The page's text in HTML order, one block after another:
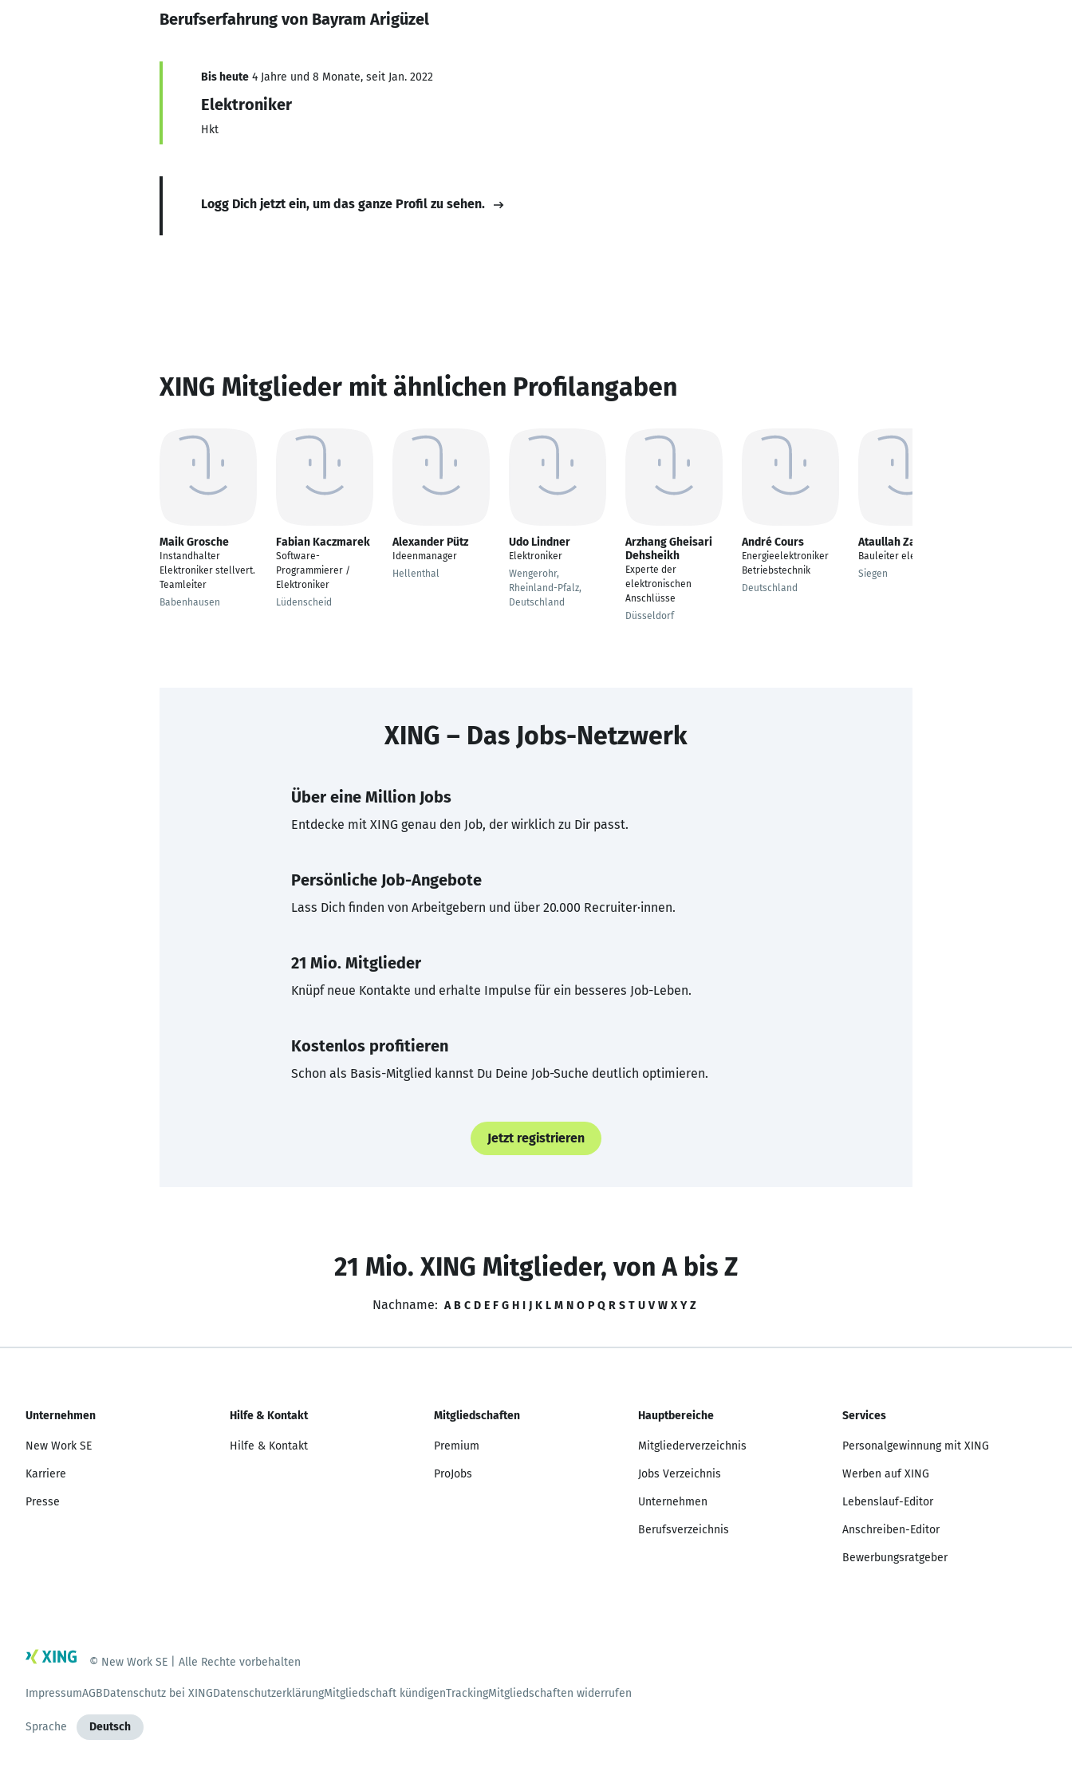
Berufserfahrung von Bayram Arigüzel
Bis heute 4 Jahre und 8 Monate, seit Jan. 2022
Elektroniker
Hkt
Logg Dich jetzt ein, um das ganze Profil zu sehen.
XING Mitglieder mit ähnlichen Profilangaben
Maik Grosche
Instandhalter
Elektroniker stellvert.
Teamleiter
Babenhausen
Fabian Kaczmarek
Software-
Programmierer /
Elektroniker
Lüdenscheid
Alexander Pütz
Ideenmanager
Hellenthal
Udo Lindner
Elektroniker
Wengerohr,
Rheinland-Pfalz,
Deutschland
Arzhang Gheisari
Dehsheikh
Experte der
elektronischen
Anschlüsse
Düsseldorf
André Cours
Energieelektroniker
Betriebstechnik
Deutschland
Ataullah Zakirullah
Bauleiter elektroniker
Siegen
XING – Das Jobs-Netzwerk
Über eine Million Jobs
Entdecke mit XING genau den Job, der wirklich zu Dir passt.
Persönliche Job-Angebote
Lass Dich finden von Arbeitgebern und über 20.000 Recruiter·innen.
21 Mio. Mitglieder
Knüpf neue Kontakte und erhalte Impulse für ein besseres Job-Leben.
Kostenlos profitieren
Schon als Basis-Mitglied kannst Du Deine Job-Suche deutlich optimieren.
Jetzt registrieren
21 Mio. XING Mitglieder, von A bis Z
Nachname: A B C D E F G H I J K L M N O P Q R S T U V W X Y Z
Unternehmen
New Work SE
Karriere
Presse
Hilfe & Kontakt
Hilfe & Kontakt
Mitgliedschaften
Premium
ProJobs
Hauptbereiche
Mitgliederverzeichnis
Jobs Verzeichnis
Unternehmen
Berufsverzeichnis
Services
Personalgewinnung mit XING
Werben auf XING
Lebenslauf-Editor
Anschreiben-Editor
Bewerbungsratgeber
© New Work SE | Alle Rechte vorbehalten
ImpressumAGBDatenschutz bei XINGDatenschutzerklärungMitgliedschaft kündigenTrackingMitgliedschaften widerrufen
Sprache Deutsch